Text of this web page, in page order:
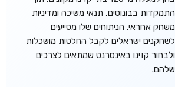
התמקדות בבונוסים, תנאי משיכה ומדיניות
משחק אחראי. הניתוחים שלו מסייעים
לשחקנים ישראלים לקבל החלטות מושכלות
ולבחור קזינו באינטרנט שמתאים לצרכים
שלהם.